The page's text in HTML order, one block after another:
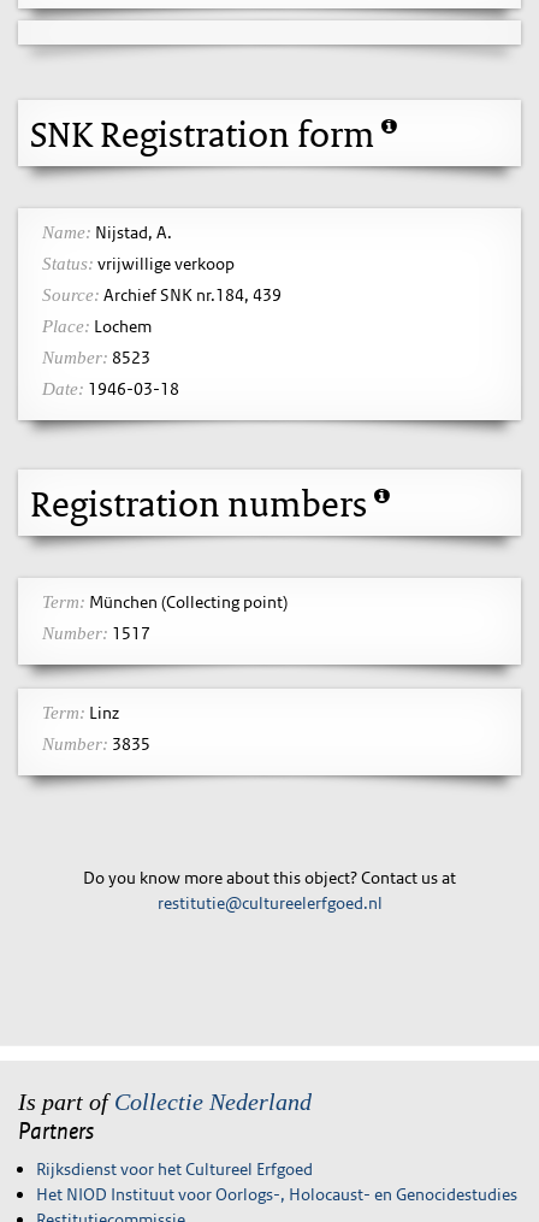
SNK Registration form
Name: Nijstad, A.
Status: vrijwillige verkoop
Source: Archief SNK nr.184, 439
Place: Lochem
Number: 8523
Date: 1946-03-18
Registration numbers
Term: München (Collecting point)
Number: 1517
Term: Linz
Number: 3835
Do you know more about this object? Contact us at
restitutie@cultureelerfgoed.nl
Is part ofCollectie Nederland
Partners
Rijksdienst voor het Cultureel Erfgoed
Het NIOD Instituut voor Oorlogs-, Holocaust- en Genocidestudies